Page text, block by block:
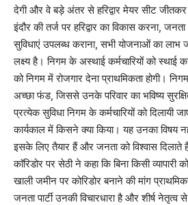
देगी और वे बड़े अंतर से हरिद्वार मेयर सीट जीतकर
इंदौर की तर्ज पर हरिद्वार का विकास करना,
सुविधाएं उपलब्ध कराना, सभी योजनाओं का लाभ
लक्ष्य है। निगम के अस्थाई कर्मचारियों को स्थाई
को निगम में रोजगार देना प्राथमिकता होगी।
अच्छा फंड, जिससे उनके परिवार का भविष्य
प्रत्येक सुविधा निगम के कर्मचारियों को दिलायी
कार्यकाल में किसने क्या किया। यह उनका
इसके लिए तैयार हैं और जनता को विश्वास दिलाते हैं
काॅरिडोर पर सेठी ने कहा कि बिना किसी व्यापारी
खाली जमीन पर कोरिडोर बनाने की मांग
जनता पार्टी उनकी विचारधारा है और शीर्ष